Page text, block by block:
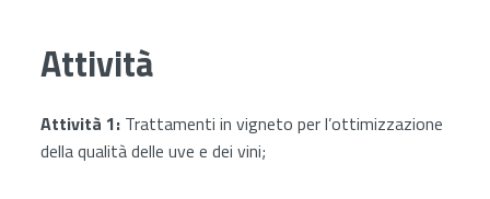
Attività
Attività 1: Trattamenti in vigneto per l’ottimizzazione
della qualità delle uve e dei vini;